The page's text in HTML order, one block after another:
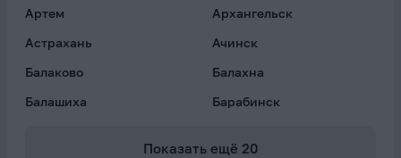
Артем
Архангельск
Астрахань
Ачинск
Балаково
Балахна
Балашиха
Барабинск
Показать ещё 20